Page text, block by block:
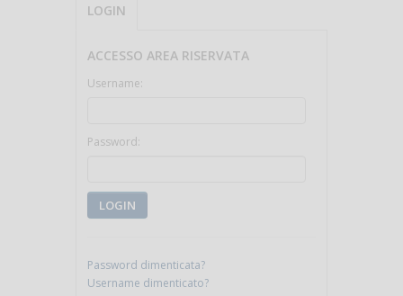
LOGIN
ACCESSO AREA RISERVATA
Username:
Password:
LOGIN
Password dimenticata?
Username dimenticato?